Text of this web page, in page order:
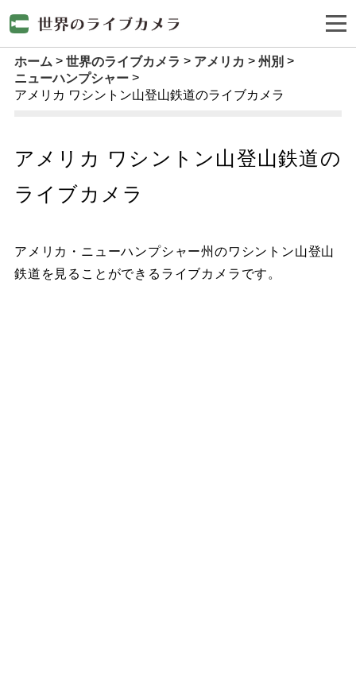
ホーム 世界のライブカメラ アメリカ
州別
ニューハンプシャー
アメリカ ワシントン山登山鉄道のライブカメラ
アメリカ ワシントン山登山鉄道の
ライブカメラ
アメリカ・ニューハンプシャー州のワシントン山登山
鉄道を見ることができるライブカメラです。